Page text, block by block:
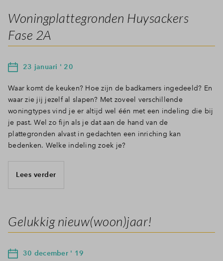
Woningplattegronden Huysackers
Fase 2A
23 januari ' 20
Waar komt de keuken? Hoe zijn de badkamers ingedeeld? En
waar zie jij jezelf al slapen? Met zoveel verschillende
woningtypes vind je er altijd wel één met een indeling die bij
je past. Wel zo fijn als je dat aan de hand van de
plattegronden alvast in gedachten een inriching kan
bedenken. Welke indeling zoek je?
Lees verder
Gelukkig nieuw(woon)jaar!
30 december ' 19